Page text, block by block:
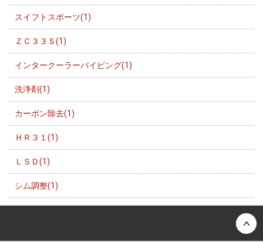
スイフトスポーツ(1)
ＺＣ３３Ｓ(1)
インタークーラーパイピング(1)
洗浄剤(1)
カーボン除去(1)
ＨＲ３１(1)
ＬＳＤ(1)
シム調整(1)